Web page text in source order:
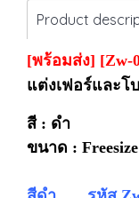
Product
[พร้อมส่ง] [Zw-
แต่งเฟอร์และโ
สี : ดำ
ขนาด : Freesize